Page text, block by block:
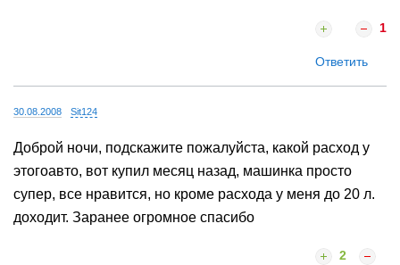
1
Ответить
30.08.2008 Sit124
Доброй ночи, подскажите пожалуйста, какой расход у
этогоавто, вот купил месяц назад, машинка просто
супер, все нравится, но кроме расхода у меня до 20 л.
доходит. Заранее огромное спасибо
2